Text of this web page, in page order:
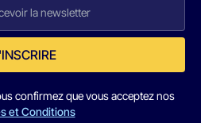
confirmez que vous acceptez nos
et Conditions